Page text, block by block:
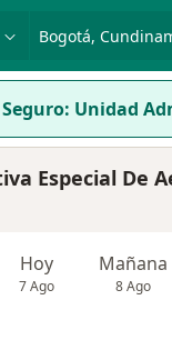
o nombre
p. ej. Bogotá
Seguro: Unidad
Especial De
Hoy
7 Ago
Mañana
8 Ago